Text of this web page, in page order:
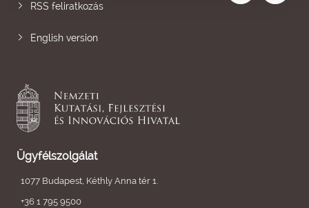
RSS feliratkozás
English version
Ügyfélszolgálat
1077 Budapest, Kéthly Anna tér 1.
+36 1 795 9500